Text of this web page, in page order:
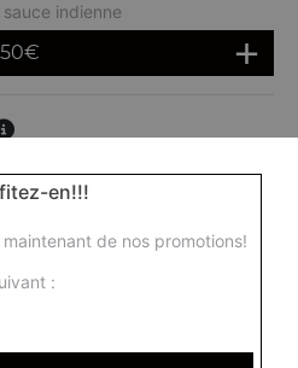
indienne
€
en!!!
de nos promotions!
: